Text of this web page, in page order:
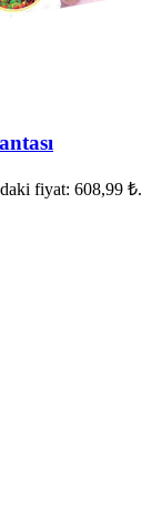
fiyat: 608,99 ₺.